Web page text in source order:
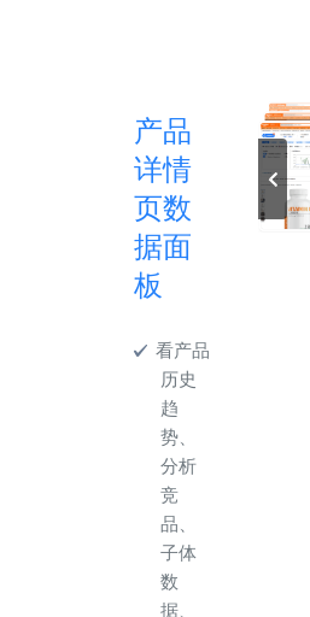
产品
详情
页数
据面
板
看产品
历史
趋
势、
分析
竞
品、
子体
数
据、